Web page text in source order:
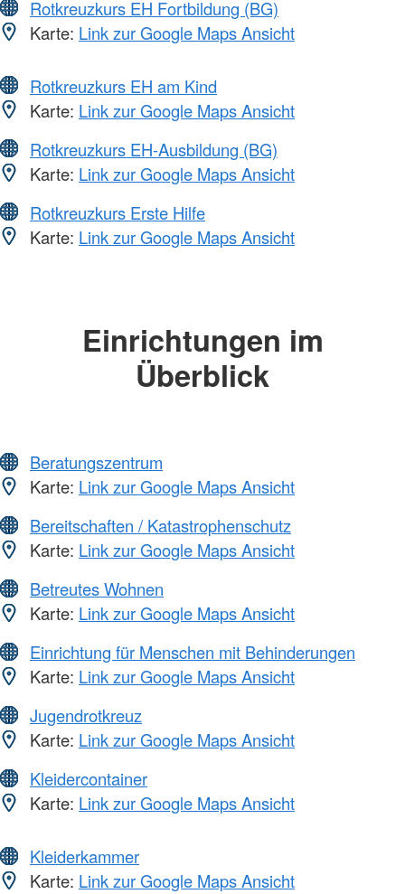
Rotkreuzkurs EH Fortbildung (BG)
Karte: Link zur Google Maps Ansicht
Rotkreuzkurs EH am Kind
Karte: Link zur Google Maps Ansicht
Rotkreuzkurs EH-Ausbildung (BG)
Karte: Link zur Google Maps Ansicht
Rotkreuzkurs Erste Hilfe
Karte: Link zur Google Maps Ansicht
Einrichtungen im
Überblick
Beratungszentrum
Karte: Link zur Google Maps Ansicht
Bereitschaften / Katastrophenschutz
Karte: Link zur Google Maps Ansicht
Betreutes Wohnen
Karte: Link zur Google Maps Ansicht
Einrichtung für Menschen mit Behinderungen
Karte: Link zur Google Maps Ansicht
Jugendrotkreuz
Karte: Link zur Google Maps Ansicht
Kleidercontainer
Karte: Link zur Google Maps Ansicht
Kleiderkammer
Karte: Link zur Google Maps Ansicht